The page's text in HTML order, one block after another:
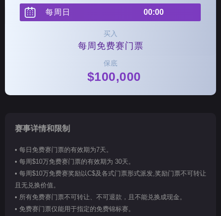
每周日 00:00
买入
每周免费赛门票
保底
$100,000
赛事详情和限制
• 每日免费赛门票的有效期为7天。
• 每周$10万免费赛门票的有效期为 30天。
• 每周$10万免费赛奖励以C$及各式门票形式派发,奖励门票不可转让
且无兑换价值。
• 所有免费赛门票不可转让、不可退款，且不能兑换成现金。
• 免费赛门票仅能用于指定的免费锦标赛。